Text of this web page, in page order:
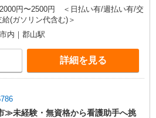
円〜2500円 ＜日払い有/週払い有/交
(ガソリン代含む)＞
内｜郡山駅
詳細を見る
≫未経験・無資格から看護助手へ挑